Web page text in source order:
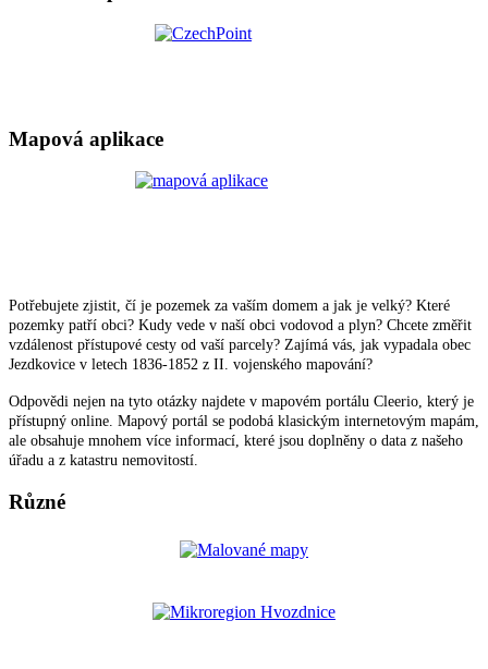
Mapová aplikace
Potřebujete zjistit, čí je pozemek za vaším domem a jak je velký? Které
pozemky patří obci? Kudy vede v naší obci vodovod a plyn? Chcete změřit
vzdálenost přístupové cesty od vaší parcely? Zajímá vás, jak vypadala obec
Jezdkovice v letech 1836-1852 z II. vojenského mapování?
Odpovědi nejen na tyto otázky najdete v mapovém portálu Cleerio, který je
přístupný online. Mapový portál se podobá klasickým internetovým mapám,
ale obsahuje mnohem více informací, které jsou doplněny o data z našeho
úřadu a z katastru nemovitostí.
Různé